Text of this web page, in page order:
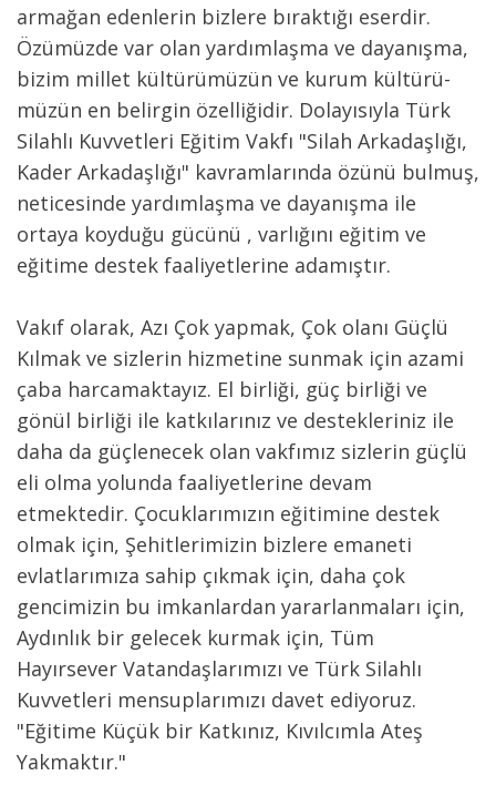
armağan edenle­rin bizlere bıraktığı eserdir.
Özümüzde var olan yardımlaşma ve dayanışma,
bizim millet kültürümüzün ve kurum kültürü­
müzün en belirgin özelliğidir. Dolayısıyla Türk
Silahlı Kuvvetleri Eğitim Vakfı "Silah Arkadaşlığı,
Kader Arkadaşlığı" kavramlarında özünü bulmuş,
neticesinde yardımlaşma ve dayanışma ile
ortaya koyduğu gücünü , varlığını eğitim ve
eğitime destek faaliyetlerine adamıştır.
Vakıf olarak, Azı Çok yapmak, Çok olanı Güçlü
Kılmak ve sizlerin hizmetine sunmak için azami
çaba harcamakta­yız. El birliği, güç birliği ve
gönül birliği ile katkılarınız ve destekleriniz ile
daha da güçlenecek olan vakfımız sizlerin güçlü
eli olma yolunda faaliyetlerine devam
etmektedir. Çocuklarımızın eğitimine destek
olmak için, Şehitlerimizin bizlere emaneti
evlatlarımıza sahip çıkmak için, daha çok
gencimizin bu imkanlardan yararlanmaları için,
Aydınlık bir gelecek kurmak için, Tüm
Hayırsever Vatandaşlarımızı ve Türk Silahlı
Kuvvetleri mensuplarımızı davet ediyoruz.
"Eğitime Küçük bir Katkınız, Kıvılcımla Ateş
Yakmaktır."